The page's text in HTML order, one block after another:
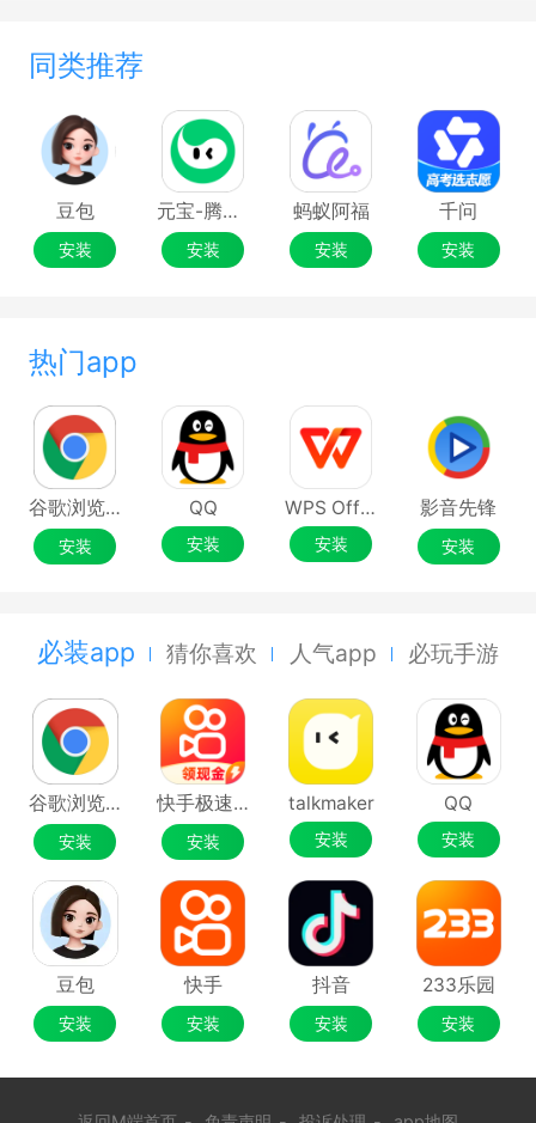
同类推荐
豆包
安装
元宝-腾讯旗下AI助手
安装
蚂蚁阿福
安装
千问
安装
热门app
谷歌浏览器Google Chrome
安装
QQ
安装
WPS Office
安装
影音先锋
安装
必装app 猜你喜欢 人气app 必玩手游
谷歌浏览器Google Chrome
安装
快手极速版
安装
talkmaker
安装
QQ
安装
豆包
安装
快手
安装
抖音
安装
233乐园
安装